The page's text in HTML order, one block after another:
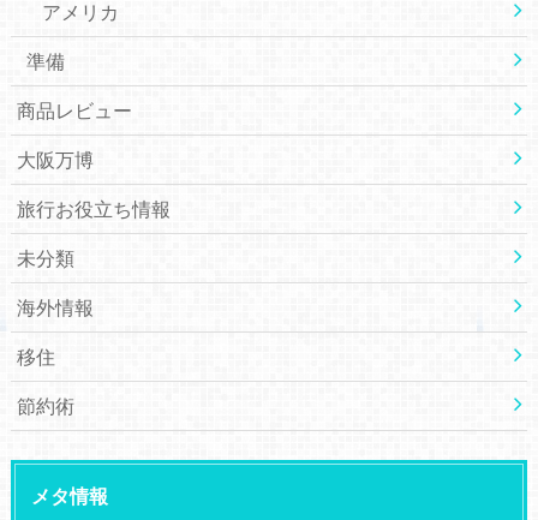
アメリカ
準備
商品レビュー
大阪万博
旅行お役立ち情報
未分類
海外情報
移住
節約術
メタ情報